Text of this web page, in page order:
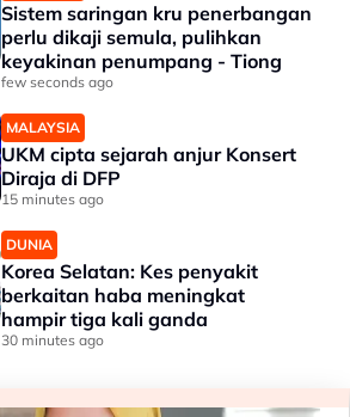
Sistem saringan kru penerbangan
perlu dikaji semula, pulihkan
keyakinan penumpang - Tiong
few seconds ago
MALAYSIA
UKM cipta sejarah anjur Konsert
Diraja di DFP
15 minutes ago
DUNIA
Korea Selatan: Kes penyakit
berkaitan haba meningkat
hampir tiga kali ganda
30 minutes ago